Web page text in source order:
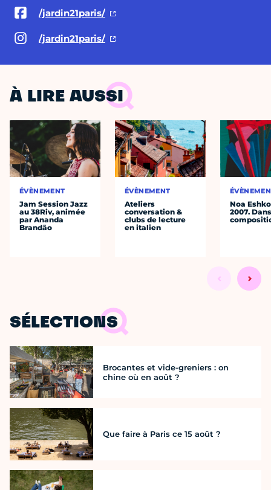
/jardin21paris/
/jardin21paris/
À LIRE AUSSI
ÉVÈNEMENT
Jam Session Jazz
au 38Riv, animée
par Ananda
Brandão
ÉVÈNEMENT
Ateliers
conversation &
clubs de lecture
en italien
Noa
2007.
SÉLECTIONS
Brocantes et vide-greniers : on
chine où en août ?
Que faire à Paris ce 15 août ?